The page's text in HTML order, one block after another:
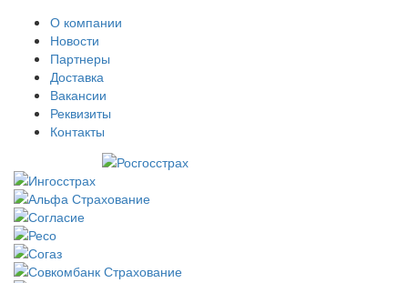
О компании
Новости
Партнеры
Доставка
Вакансии
Реквизиты
Контакты